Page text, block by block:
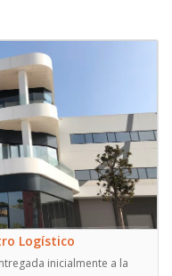
Logístico
inicialmente a la